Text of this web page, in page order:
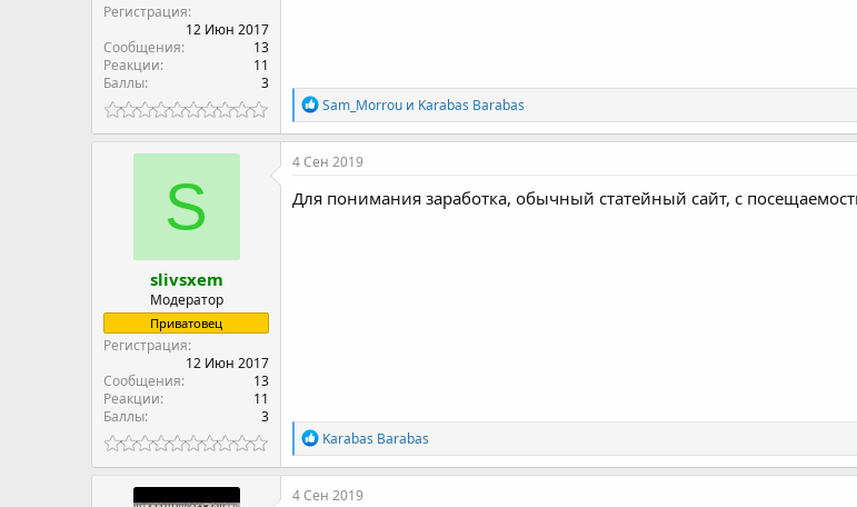
Регистрация
12 Июн 2017
Сообщения
13
Реакции
11
Баллы
3
Р
е
а
к
и
и
Sam_Morrou и Karabas Barabas
S
slivsxem
Модератор
Приватовец
Регистрация
12 Июн 2017
Сообщения
13
Реакции
11
Баллы
3
4 Сен 2019
Для понимания заработка, обычный статейный сайт, с
Р
е
а
к
Karabas Barabas
4 Сен 2019